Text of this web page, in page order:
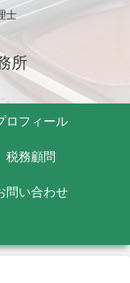
士
所
ロフィール
税務顧問
問い合わせ